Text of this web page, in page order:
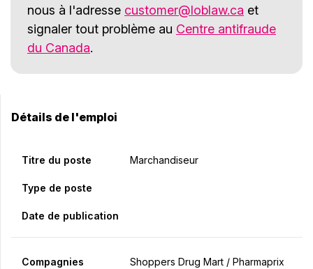
nous à l'adresse customer@loblaw.ca et
signaler tout problème au Centre antifraude
du Canada.
Détails de l'emploi
Titre du poste Marchandiseur
Type de poste
Date de publication
Compagnies Shoppers Drug Mart / Pharmaprix